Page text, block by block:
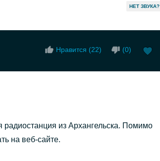
HЕТ ЗВУКА?
Нравится (22) (0)
радиостанция из Архангельска. Помимо
на веб-сайте.